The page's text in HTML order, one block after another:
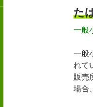
た
一般
一般
れて
販売
場合